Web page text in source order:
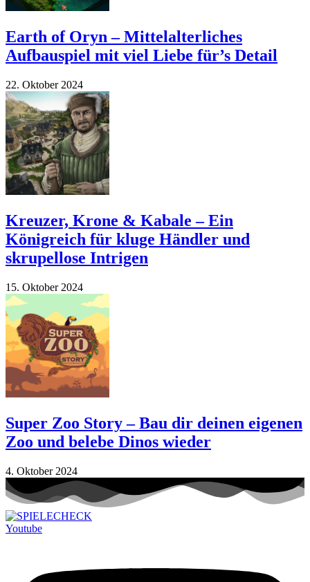
Earth of Oryn – Mittelalterliches
Aufbauspiel mit viel Liebe für’s Detail
22. Oktober 2024
Kreuzer, Krone & Kabale – Ein
Königreich für kluge Händler und
skrupellose Intrigen
15. Oktober 2024
Super Zoo Story – Bau dir deinen eigenen
Zoo und belebe Dinos wieder
4. Oktober 2024
Youtube